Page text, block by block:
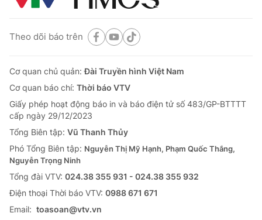
Theo dõi báo trên
Cơ quan chủ quản:Đài Truyền hình Việt Nam
Cơ quan báo chí: Thời báo VTV
Giấy phép hoạt động báo in và báo điện tử số 483/GP-BTTTT
cấp ngày 29/12/2023
Tổng Biên tập: Vũ Thanh Thủy
Phó Tổng Biên tập: Nguyễn Thị Mỹ Hạnh, Phạm Quốc Thắng,
Nguyễn Trọng Ninh
Tổng đài VTV: 024.38 355 931 - 024.38 355 932
Ðiện thoại Thời báo VTV: 0988 671 671
Email: toasoan@vtv.vn